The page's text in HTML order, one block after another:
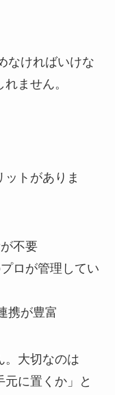
なければいけな
ません。
ットがありま
不要
ロが管理してい
携が豊富
。大切なのは
元に置くか」と